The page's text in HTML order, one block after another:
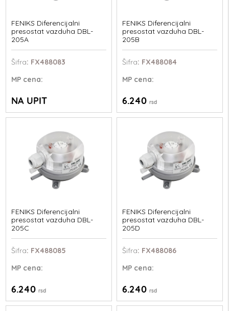
FENIKS Diferencijalni
presostat vazduha DBL-
205A
Šifra: FX488083
MP cena:
NA UPIT
FENIKS Diferencijalni
presostat vazduha DBL-
205B
Šifra: FX488084
MPcena:
6.240 rsd
FENIKS Diferencijalni
presostat vazduha DBL-
205C
Šifra: FX488085
MP cena:
6.240rsd
FENIKS Diferencijalni
presostat vazduha DBL-
205D
Šifra: FX488086
MPcena:
6.240 rsd